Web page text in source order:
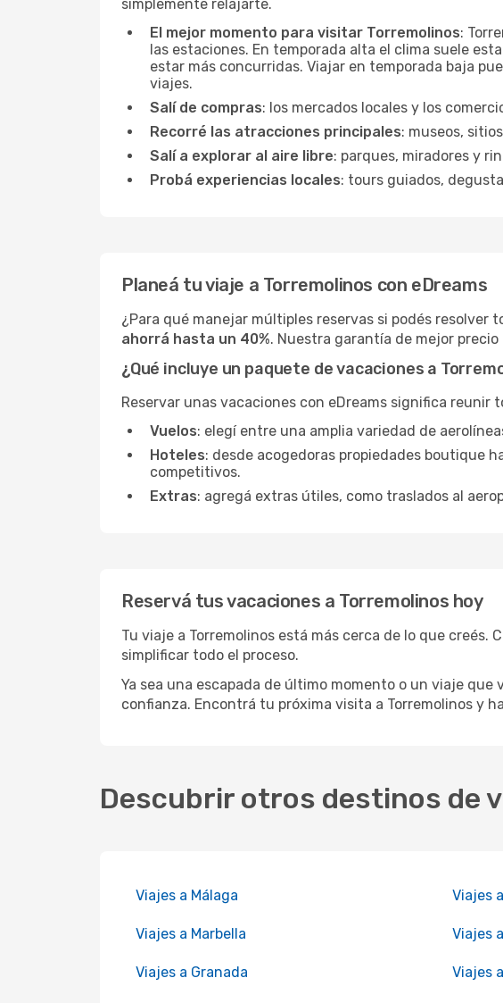
simplemente relajarte.
El mejor momento para visitar Torremolinos:
las estaciones. En temporada alta el clima suele
estar más concurridas. Viajar en temporada baja
viajes.
Salí de compras: los mercados locales y los
Recorré las atracciones principales: museos,
Salí a explorar al aire libre: parques, miradores y
Probá experiencias locales: tours guiados,
Planeá tu viaje a Torremolinos con eDreams
¿Para qué manejar múltiples reservas si podés resolver
ahorrá hasta un 40%. Nuestra garantía de mejor
¿Qué incluye un paquete de vacaciones a
Reservar unas vacaciones con eDreams significa
Vuelos: elegí entre una amplia variedad de
Hoteles: desde acogedoras propiedades boutique
competitivos.
Extras: agregá extras útiles, como traslados al
Reservá tus vacaciones a Torremolinos hoy
Tu viaje a Torremolinos está más cerca de lo que creés.
simplificar todo el proceso.
Ya sea una escapada de último momento o un viaje
confianza. Encontrá tu próxima visita a Torremolinos y
Descubrir otros destinos de
Viajes a Málaga Viajes
Viajes a Marbella Viajes
Viajes a Granada Viajes